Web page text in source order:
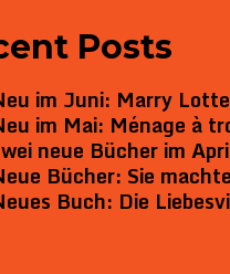
Posts
im Juni: Marry
im Mai: Ménage à
neue Bücher im
Bücher: Sie
Buch: Die